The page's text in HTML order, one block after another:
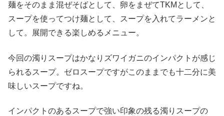
麺をそのまま混ぜそばとして、卵をまぜてTKMとして、
スープを使ってつけ麺として、スープを入れてラーメンと
して。展開できる楽しめるメニュー。
今回の濁りスープはかなりズワイガニのインパクトが感じ
られるスープ。ゼロスープですがこのままでも十二分に美
味しいスープですね。
インパクトのあるスープで強い印象の残る濁りスープの